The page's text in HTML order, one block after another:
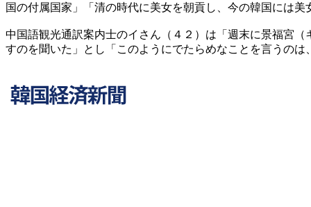
国の付属国家」「清の時代に美女を朝貢し、今の韓国には
中国語観光通訳案内士のイさん（４２）は「週末に景福宮
すのを聞いた」とし「このようにでたらめなことを言うの